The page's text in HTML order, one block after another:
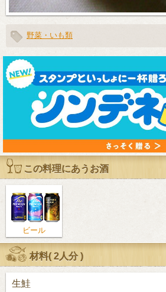
野菜・いも類
この料理にあうお酒
ビール
材料(2人分)
生鮭